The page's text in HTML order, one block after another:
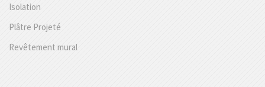
Isolation
Plâtre Projeté
Revêtement mural